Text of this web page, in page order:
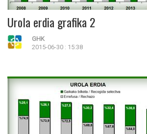
Urola erdia grafika 2
GHK
2015-06-30 : 15:38